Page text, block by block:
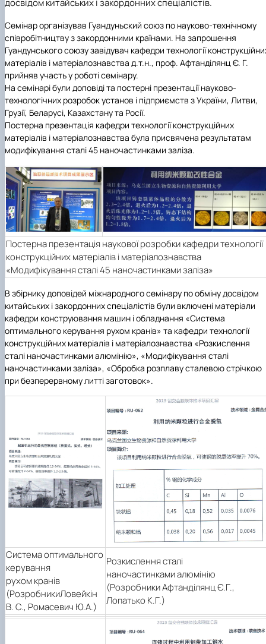
Іноземні мови
Їдальні та буфети
Центр вивчення мов
Психологічна підтримка
Інклюзивне середовище
Рада молодих вчених
Наукові школи
Стартап школа НУБіП України
Методичні рекомендації, пам'ятки
Форми документів
Патентно-ліцензійна діяльність
ЦКНО «Агропромисловий комплекс, лісове і
садово-паркове господарство, ветеринарна
медицина»
Обладнання НУБіП України
Біоетична комісія
Наукові видання
Досліднику та автору
Звіт про проведення НТЗ
Наукові журнали НУБіП України
Наукові журнали НУБіП України (English)
Пам'ятка про проведення науково-
заходів
Порядок планування та організації
проведення НТЗ
Результати науково-технічних заходів
Монографії
Наука для бізнесу
Каталог наукових послуг
«SEB-2024»
«SEB-2025»
Наглядова рада
Рада роботодавців
Благодійний фонд «Голосіївська ініціатива
2020»
Історія університету
Видатні випускники та працівники
Звіт ректора
Пам'яті захисників України
Почесні доктори і професори НУБіП України
Пресслужба
Університетський кур'єр
Вибори ректора
Програма розвитку університету
ініціатива – 2025»
Доступ до публічної інформації
Державні закупівлі
Офіційна символіка
Антикорупційні заходи
Уповноважена особа з питань запобігання
виявлення корупції
Положення про антикорупційного
уповноваженого НУБіП України
Національні нормативно-правові акти
Нормативно-правові акти НУБіП України
Інформаційні ресурси НАЗК
Методичні роз’яснення НАЗК
Гендерна радниця
Контактна інформація
досвідом китайських і закордонних спеціалістів.
Семінар організував Гуандуньский союз по науково-технічному
співробітництву з закордонними країнами. На запрошення
Гуандунського союзу завідувач кафедри технології
матеріалів і матеріалознавства д.т.н., проф. Афтанділянц Є. Г.
прийняв участь у роботі семінару.
На семінарі були доповіді та постерні презентації науково-
технологічних розробок установ і підприємств з України, Литви,
Грузії, Беларусі, Казахстану та Росії.
Постерна презентація кафедри технології конструкційних
матеріалів і матеріалознавства була присвячена результатам
модифікування сталі 45 наночастинками заліза.
Постерна презентація наукової розробки кафедри технології
конструкційних матеріалів і матеріалознавства
«Модифікування сталі 45 наночастинками заліза»
В збірнику доповідей міжнародного семінару по обміну досвідом
китайських і закордонних спеціалістів були включені матеріали
кафедри конструювання машин і обладнання «Система
оптимального керування рухом кранів» та кафедри технології
конструкційних матеріалів і матеріалознавства «Розкислення
сталі наночастинками алюмінію», «Модифікування сталі
наночастинками заліза», «Обробка розплаву сталевою стрічкою
при безперервному литті заготовок».
Система оптимального
керування
рухом кранів
(РозробникиЛовейкін
В. С., Ромасевич Ю.А.)
Розкислення сталі
наночастинками алюмінію
(Розробники Афтанділянц Є.Г.,
Лопатько К.Г.)